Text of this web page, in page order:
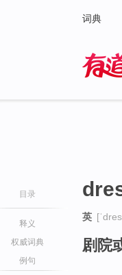
词典
目录
释义
权威词典
例句
英
剧院